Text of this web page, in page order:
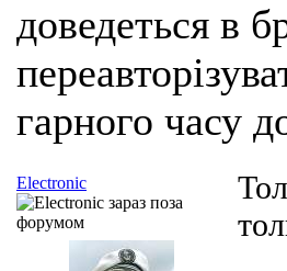
доведеться в
гарного часу
Electronic